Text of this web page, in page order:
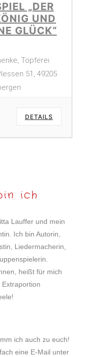
„DER
UND
GLÜCK“
Töpferei
51, 49205
DETAILS
ich
Lauffer und mein
Ich bin Autorin,
Liedermacherin,
heißt für mich
ich auch zu euch!
eine E-Mail unter